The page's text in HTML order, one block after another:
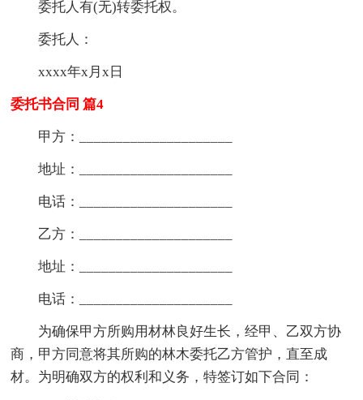
委托人有(无)转委托权。
委托人：
xxxx年x月x日
委托书合同 篇4
甲方：_____________________
地址：_____________________
电话：_____________________
乙方：_____________________
地址：_____________________
电话：_____________________
为确保甲方所购用材林良好生长，经甲、乙双方协
商，甲方同意将其所购的林木委托乙方管护，直至成
材。为明确双方的权利和义务，特签订如下合同：